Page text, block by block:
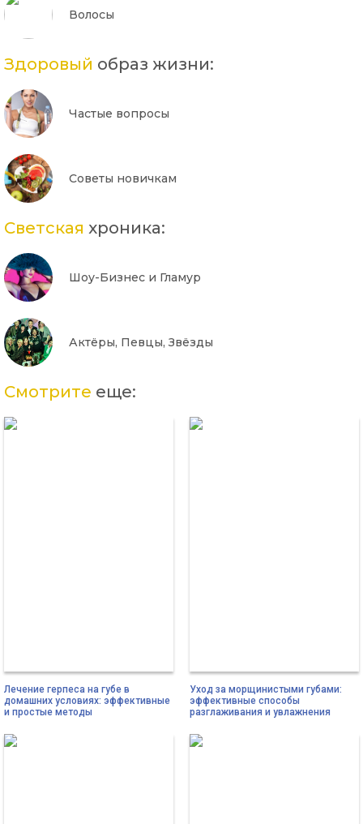
Волосы
Здоровый образ жизни:
Частые вопросы
Советы новичкам
Светская хроника:
Шоу-Бизнес и Гламур
Актёры, Певцы, Звёзды
Смотрите еще:
Лечение герпеса на губе в
домашних условиях: эффективные
и простые методы
Уход за морщинистыми губами:
эффективные способы
разглаживания и увлажнения